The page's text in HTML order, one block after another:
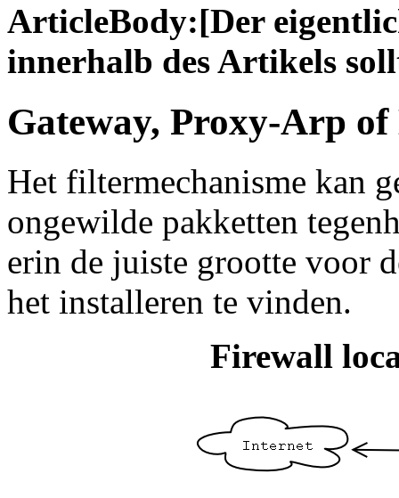
ArticleBody:[Der
innerhalb des Artikels
Gateway, Proxy-Arp
Het filtermechanisme kan
ongewilde pakketten
erin de juiste grootte voor
het installeren te vinden.
Firewall